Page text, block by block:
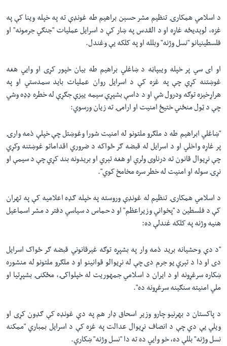
د اسلامي‌ همکارۍ تنظیم مشر حسېن براهیم طه غونډې ته په خپله وینا کې په
غزه، لوېدیځه غاړه او د القدس په ښار کې د اسرایل عملیات "جنګي جرمونه" او
فلسطینیانو "نسل وژنه" وبلله او په کلکه یې وغندل.
او ای سي پر خپله ویبپاڼه د ښاغلي براهیم طه بیان خپور کړی او وایي هغه
غوښتنه کړې چې په غزه کې د اسرایل روان عملیات باید سمدستي او په
هراړخیزه توګه ودرول شي او د داسې بشپړې سیمه ییزې جګړې له خطره ډډه وشي
چې د ټول منځني ختیځ امنیت او ارامۍ ته زیان ورسوي:
"ښاغلي ابراهیم طه د ملګرو ملتونو له امنیت شورا وغوښتل چې خپلې ذمه وارۍ
پر غاړه واخلي او د اسرایل له قبضه ګر ځواکه د ضروري اقداماتو غوښتنه وکړي
چې نړیوال قانون ته درناوی ولري او هغه تېري او بریدونه بند کړي چې د سیمې او
نړۍ سوله او امنیت له خطر سره مخامخ کوي".
د اسلامي‌ همکارۍ تنظیم له غونډې وروسته په خپله ګډه اعلامیه کې په تهران
کې د فلسطین د "پخواني وزیراعظم" او د حماس د سیاسي دفتر د مشر اسماعیل
هنیه وژنه په کلکه غندلې ده:
"د دې وحشیانه برید ذمه وار په بشپړه توګه غیرقانوني قبضه ګر ځواک اسرایل
دی او دا د تېري‌ یو جرم دی چې له نړیوالو قوانینو او د ملګرو ملتونو له منشوره
ښکاره سرغړونه او د ایران د اسلامي جمهوریت له خپلواکۍ، مځکنۍ بشپړتیا او
ملي امنیته سنګینه سرغړونه ده".
د پاکستان د بهرنیو چارو وزیر اسحاق ډار هم په دې غونډه کې ګډون کړی او
ویلي یې دي چې د انصاف نړیوال عدالت په غزه کې د اسرایل بمباري "ممکنه
نسل وژنه" بللې ده، خو وایي ده ته دا "نسل وژنه" ښکاري.